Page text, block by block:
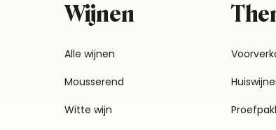
Wijnen
Alle wijnen
Mousserend
Witte wijn